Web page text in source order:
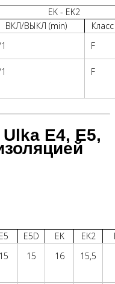
EK - EK2
ВКЛ/ВЫКЛ (min)
Класс
F
F
E4, E5,
E5 E5D EK EK2
15 15 16 15,5